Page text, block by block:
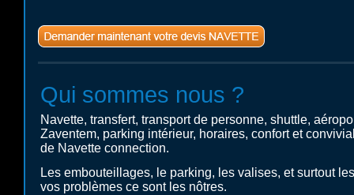
Qui sommes nous ?
Navette, transfert, transport de personne, shuttle,
Zaventem, parking intérieur, horaires, confort et
de Navette connection.
Les embouteillages, le parking, les valises, et surtout
vos problèmes ce sont les nôtres.